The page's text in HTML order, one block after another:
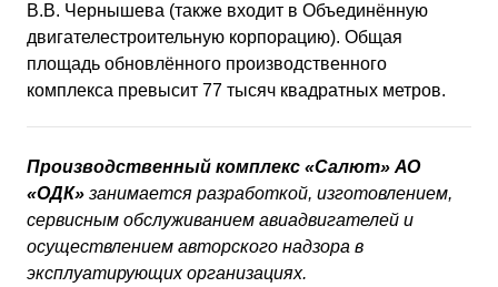
В.В. Чернышева (также входит в Объединённую
двигателестроительную корпорацию). Общая
площадь обновлённого производственного
комплекса превысит 77 тысяч квадратных метров.
Производственный комплекс «Салют» АО
«ОДК» занимается разработкой, изготовлением,
сервисным обслуживанием авиадвигателей и
осуществлением авторского надзора в
эксплуатирующих организациях.